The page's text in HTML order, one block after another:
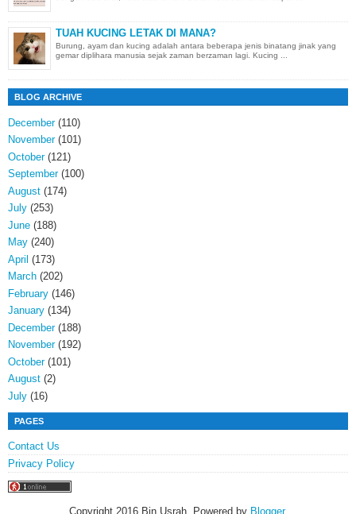
TUAH KUCING LETAK DI MANA?
Burung, ayam dan kucing adalah antara beberapa jenis binatang jinak yang
gemar diplihara manusia sejak zaman berzaman lagi. Kucing ...
BLOG ARCHIVE
December(110)
November(101)
October(121)
September(100)
August (174)
July (253)
June (188)
May (240)
April (173)
March (202)
February (146)
January (134)
December(188)
November(192)
October(101)
August (2)
July (16)
PAGES
Contact Us
Privacy Policy
Copyright 2016 Bin Usrah. Powered by Blogger.